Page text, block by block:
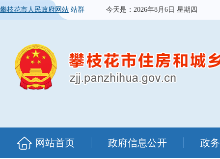
攀枝花市人民政府网站 站群 今天是： 2026年8月6日 星期四
网站首页 政府信息公开 政